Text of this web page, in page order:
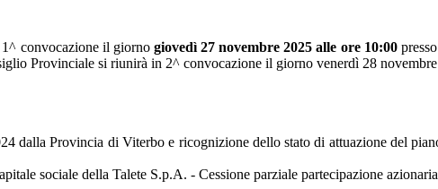
convocazione il giorno giovedì 27 novembre 2025 alle ore 10:00
Provinciale si riunirà in 2^ convocazione il giorno venerdì 28
dalla Provincia di Viterbo e ricognizione dello stato di attuazione del
sociale della Talete S.p.A. - Cessione parziale partecipazione